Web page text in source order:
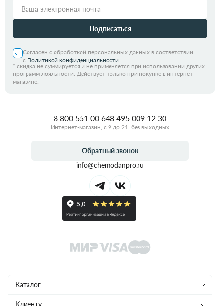
Подписаться
Согласен с обработкой персональных данных в соответствии
с Политикой конфиденциальности
* скидка не суммируется и не применяется при использовании других
программ лояльности. Действует только при покупке в интернет-
магазине.
Каталог
Чемоданы
Клиенту
8 800 551 00 648 495 009 12 30
Интернет-магазин, с 9 до 21, без выходных
Обратный звонок
info@chemodanpro.ru